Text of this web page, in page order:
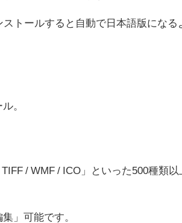
トールすると自動で日本語版になる
。
/ WMF / ICO」といった500種類
」可能です。